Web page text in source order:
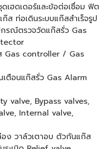
เฮดเดอร์และข้อต่อเชื่อม ฟิต
ท่อเดินระบบแก๊สสำเร็จรูป
รณ์ตรวจวัดแก๊สรั่ว Gas
Gas controller / Gas
อนแก๊สรั่ว Gas Alarm
valve, Bypass valves,
Internal valve,
ง วาล์วเตาอบ ตัวกันแก๊ส